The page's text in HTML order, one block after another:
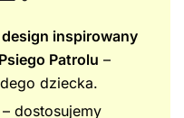
inspirowany
Patrolu –
dziecka.
– dostosujemy